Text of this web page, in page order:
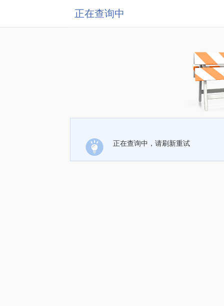
正在查询中
正在查询中，请刷新重试